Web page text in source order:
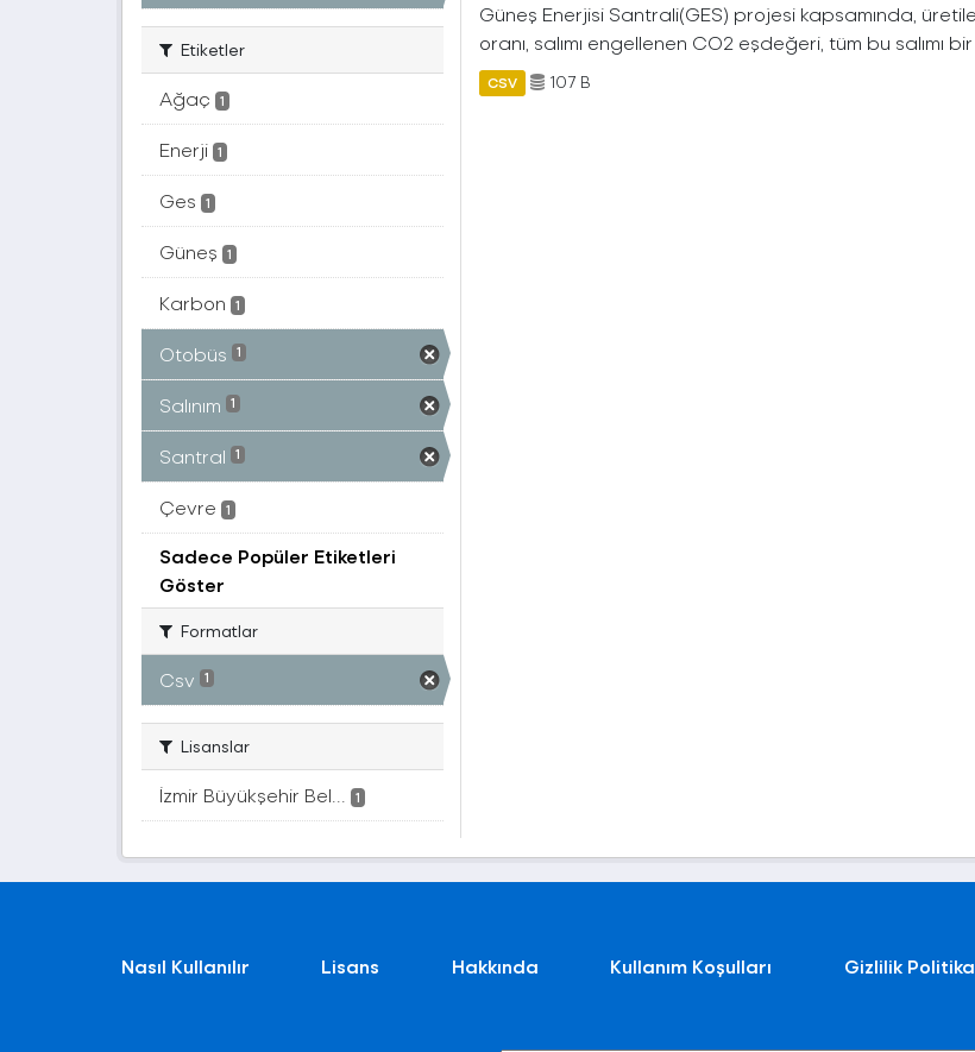
Etiketler
Ağaç 1
Enerji 1
Ges 1
Güneş 1
Karbon 1
Otobüs 1
Salınım 1
Santral 1
Çevre 1
Sadece Popüler Etiketleri
Göster
Formatlar
Csv 1
Lisanslar
İzmir Büyükşehir Bel... 1
Güneş Enerjisi Santrali(GES) projesi kapsamında,
oranı, salımı engellenen CO2 eşdeğeri, tüm bu salımı
CSV 107 B
Nasıl Kullanılır Lisans Hakkında Kullanım Koşulları Gizlilik